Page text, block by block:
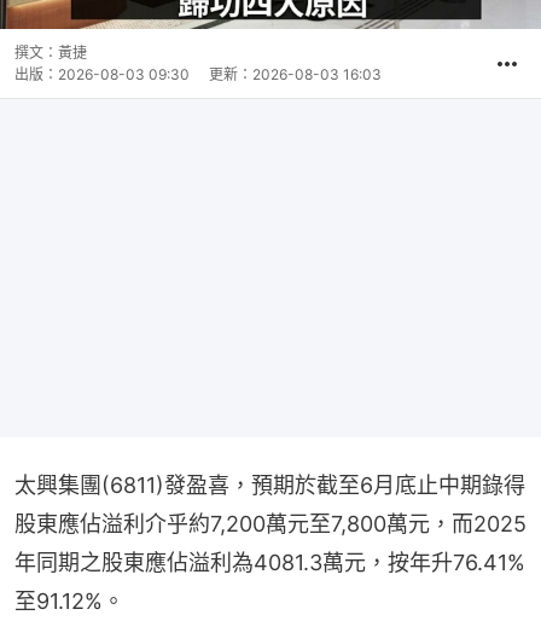
撰文： 黃捷
出版： 2026-08-03 09:30 更新： 2026-08-03 16:03
太興集團(6811)發盈喜，預期於截至6月底止中期錄得
股東應佔溢利介乎約7,200萬元至7,800萬元，而2025
年同期之股東應佔溢利為4081.3萬元，按年升76.41%
至91.12%。